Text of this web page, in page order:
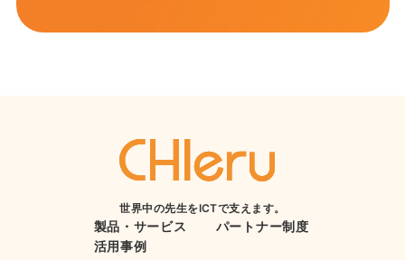
世界中の先生をICTで支えます。
製品・サービス
活用事例
パートナー制度